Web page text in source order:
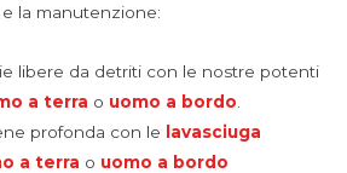
la manutenzione:
libere da detriti con le nostre potenti
a terra o uomo a bordo
profonda con le lavasciuga
a terra o uomo a bordo